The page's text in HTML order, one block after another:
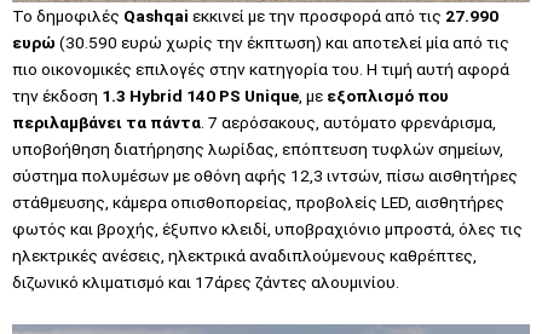
Το δημοφιλές Qashqai εκκινεί με την προσφορά από τις 27.990
ευρώ (30.590 ευρώ χωρίς την έκπτωση) και αποτελεί μία από τις
πιο οικονομικές επιλογές στην κατηγορία του. Η τιμή αυτή αφορά
την έκδοση 1.3 Hybrid 140 PS Unique , με εξοπλισμό που
περιλαμβάνει τα πάντα . 7 αερόσακους, αυτόματο φρενάρισμα,
υποβοήθηση διατήρησης λωρίδας, επόπτευση τυφλών σημείων,
σύστημα πολυμέσων με οθόνη αφής 12,3 ιντσών, πίσω αισθητήρες
στάθμευσης, κάμερα οπισθοπορείας, προβολείς LED, αισθητήρες
φωτός και βροχής, έξυπνο κλειδί, υποβραχιόνιο μπροστά, όλες τις
ηλεκτρικές ανέσεις, ηλεκτρικά αναδιπλούμενους καθρέπτες,
διζωνικό κλιματισμό και 17άρες ζάντες αλουμινίου.